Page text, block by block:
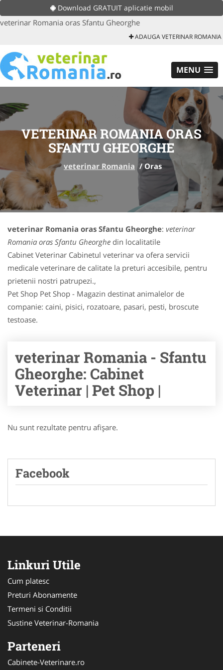
Download GRATUIT aplicatie mobil
veterinar Romania oras Sfantu Gheorghe
ADAUGA VETERINAR ROMANIA
MENU
VETERINAR ROMANIA ORAS
SFANTU GHEORGHE
veterinar Romania / Oras
veterinar Romania oras Sfantu Gheorghe: veterinar
Romania oras Sfantu Gheorghe din localitatile
Cabinet Veterinar Cabinetul veterinar va ofera servicii
medicale veterinare de calitate la preturi accesibile, pentru
prietenii nostri patrupezi.,
Pet Shop Pet Shop - Magazin destinat animalelor de
companie: caini, pisici, rozatoare, pasari, pesti, broscute
testoase.
veterinar Romania - Sfantu
Gheorghe: Cabinet
Veterinar | Pet Shop |
Nu sunt rezultate pentru afişare.
Facebook
Linkuri Utile
Cum platesc
Preturi Abonamente
Termeni si Conditii
Sustine Veterinar-Romania
Parteneri
Cabinete-Veterinare.ro